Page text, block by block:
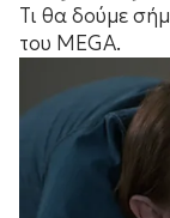
Τι θα δούμε
του MEGA.